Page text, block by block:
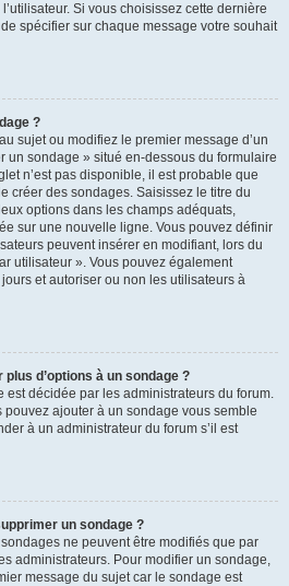
Si vous choisissez cette dernière
spécifier sur chaque message votre souhait
?
sujet ou modifiez le premier message d’un
un sondage » situé en-dessous du formulaire
n’est pas disponible, il est probable que
créer des sondages. Saisissez le titre du
options dans les champs adéquats,
sur une nouvelle ligne. Vous pouvez définir
peuvent insérer en modifiant, lors du
utilisateur ». Vous pouvez également
et autoriser ou non les utilisateurs à
d’options à un sondage ?
est décidée par les administrateurs du forum.
pouvez ajouter à un sondage vous semble
à un administrateur du forum s’il est
un sondage ?
ne peuvent être modifiés que par
administrateurs. Pour modifier un sondage,
message du sujet car le sondage est